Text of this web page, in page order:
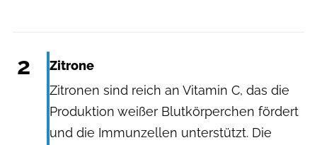
2
Zitrone
Zitronen sind reich an Vitamin C, das die
Produktion weißer Blutkörperchen fördert
und die Immunzellen unterstützt. Die